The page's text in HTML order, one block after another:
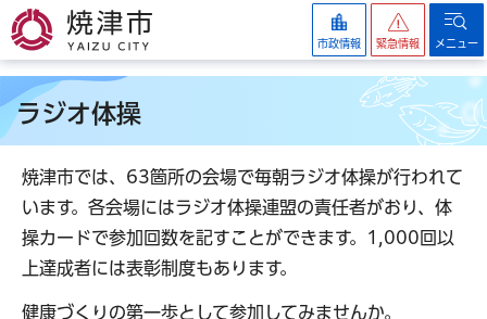
焼津市
市政情報 緊急情報 メニュー
ラジオ体操
焼津市では、63箇所の会場で毎朝ラジオ体操が行われて
います。各会場にはラジオ体操連盟の責任者がおり、体
操カードで参加回数を記すことができます。1,000回以
上達成者には表彰制度もあります。
健康づくりの第一歩として参加してみませんか。